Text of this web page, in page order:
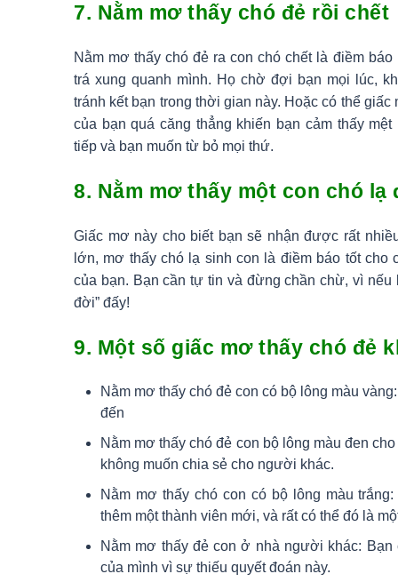
7. Nằm mơ thấy chó đẻ rồi chết
Nằm mơ thấy chó đẻ ra con chó chết là điềm
trá xung quanh mình. Họ chờ đợi bạn mọi lúc,
tránh kết bạn trong thời gian này. Hoặc có thể
của bạn quá căng thẳng khiến bạn cảm thấy
tiếp và bạn muốn từ bỏ mọi thứ.
8. Nằm mơ thấy một con chó lạ
Giấc mơ này cho biết bạn sẽ nhận được rất
lớn, mơ thấy chó lạ sinh con là điềm báo tốt
của bạn. Bạn cần tự tin và đừng chần chừ, vì nếu
đời” đấy!
9. Một số giấc mơ thấy chó đẻ
Nằm mơ thấy chó đẻ con có bộ lông màu
đến
Nằm mơ thấy chó đẻ con bộ lông màu đen
không muốn chia sẻ cho người khác.
Nằm mơ thấy chó con có bộ lông màu
thêm một thành viên mới, và rất có thể đó là
Nằm mơ thấy đẻ con ở nhà người khác:
của mình vì sự thiếu quyết đoán này.